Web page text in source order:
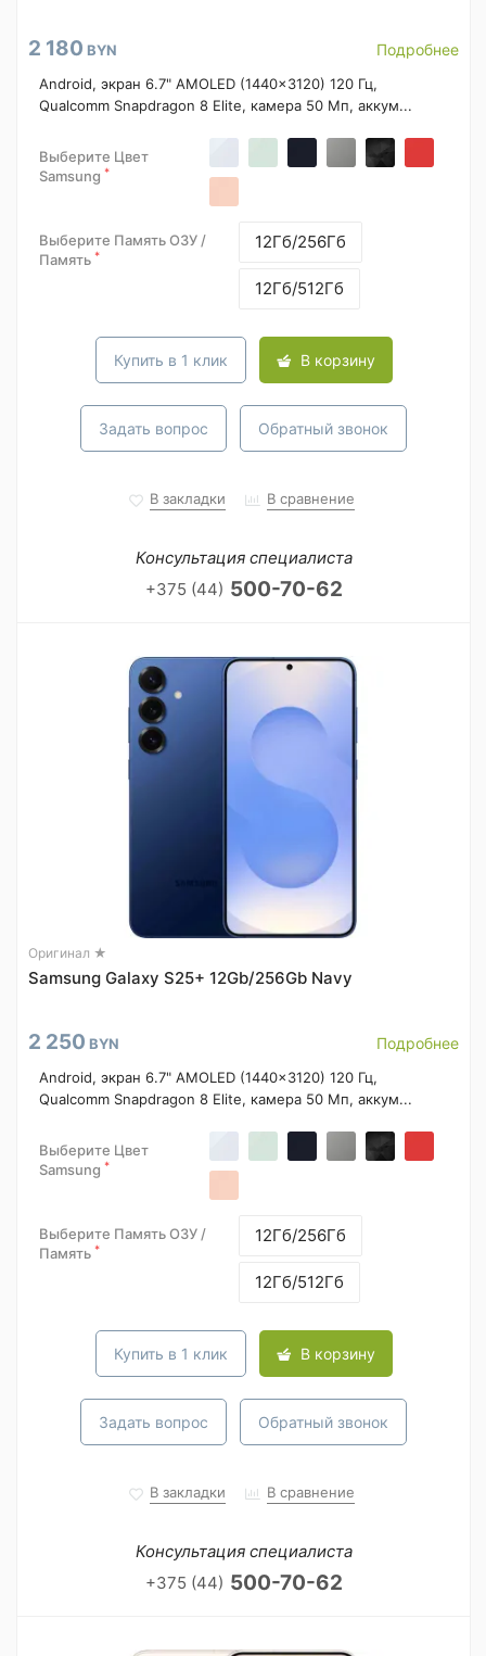
2 180 BYN Подробнее
Android, экран 6.7" AMOLED (1440x3120) 120 Гц,
Qualcomm Snapdragon 8 Elite, камера 50 Мп, аккум...
Выберите Цвет
Samsung *
Выберите Память ОЗУ /
Память *
12Гб/256Гб
12Гб/512Гб
Купить в 1 клик В корзину
Задать вопрос Обратный звонок
В закладки В сравнение
Консультация специалиста
+375 (44) 500-70-62
Оригинал ★
Samsung Galaxy S25+ 12Gb/256Gb Navy
2 250 BYN Подробнее
Android, экран 6.7" AMOLED (1440x3120) 120 Гц,
Qualcomm Snapdragon 8 Elite, камера 50 Мп, аккум...
Выберите Цвет
Samsung *
Выберите Память ОЗУ /
Память *
12Гб/256Гб
12Гб/512Гб
Купить в 1 клик В корзину
Задать вопрос Обратный звонок
В закладки В сравнение
Консультация специалиста
+375 (44) 500-70-62